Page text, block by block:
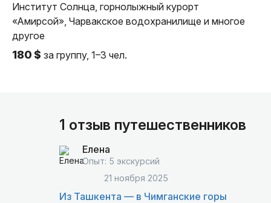
Институт Солнца, горнолыжный курорт
«Амирсой», Чарвакское водохранилище и многое
другое
180 $ за группу, 1–3 чел.
1 отзыв путешественников
Елена
Опыт: 5 экскурсий
21 ноября 2025
Из Ташкента — в Чимганские горы